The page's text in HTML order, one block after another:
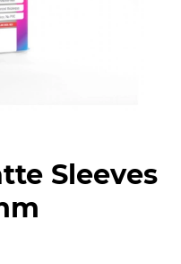
Sleeves